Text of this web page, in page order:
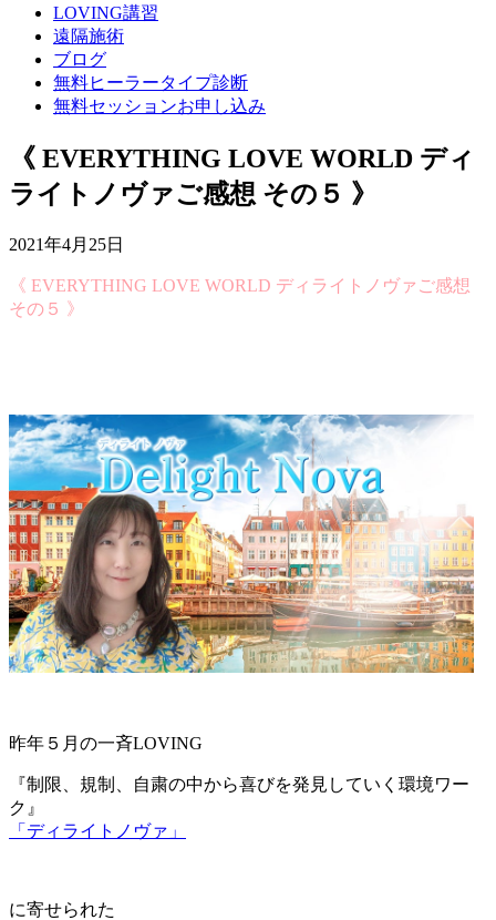
LOVING講習
遠隔施術
ブログ
無料ヒーラータイプ診断
無料セッションお申し込み
《 EVERYTHING LOVE WORLD ディ
ライトノヴァご感想 その５ 》
2021年4月25日
《 EVERYTHING LOVE WORLD ディライトノヴァご感想
その５ 》
昨年５月の一斉LOVING
『制限、規制、自粛の中から喜びを発見していく環境ワー
ク』
「ディライトノヴァ」
に寄せられた